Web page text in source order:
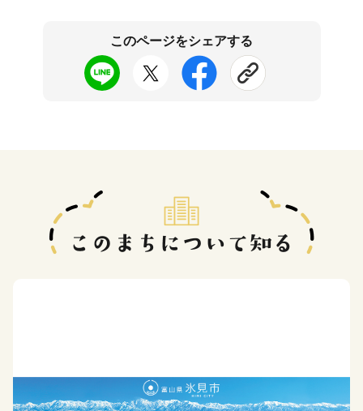
このページをシェアする